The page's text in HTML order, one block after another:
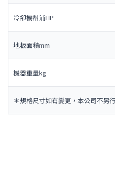
冷卻機幇浦HP
地板面積mm
機器重量kg
＊規格尺寸如有變更，本公司不另